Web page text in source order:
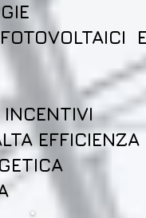
INCENTIVI
EFFICIENZA